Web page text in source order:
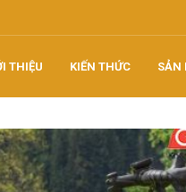
THIỆU KIẾN THỨC SẢN